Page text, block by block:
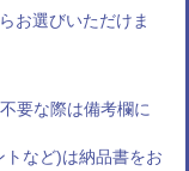
お選びいただけま
要な際は備考欄に
など)は納品書をお